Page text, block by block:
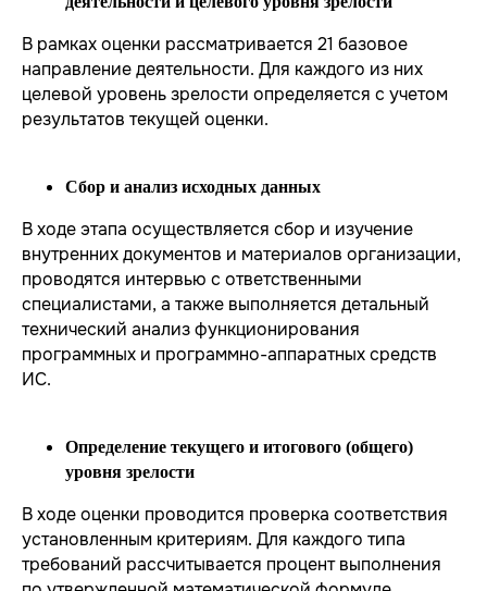
В рамках оценки рассматривается 21 базовое
направление деятельности. Для каждого из них
целевой уровень зрелости определяется с учетом
результатов текущей оценки.
Сбор и анализ исходных данных
В ходе этапа осуществляется сбор и изучение
внутренних документов и материалов организации,
проводятся интервью с ответственными
специалистами, а также выполняется детальный
технический анализ функционирования
программных и программно-аппаратных средств
ИС.
Определение текущего и итогового (общего)
уровня зрелости
В ходе оценки проводится проверка соответствия
установленным критериям. Для каждого типа
требований рассчитывается процент выполнения
Экспресс-профилактика рисков ИБ
ИИ в кибербезопасности
Построение SOC
Анализ защищенности
Безопасная разработка